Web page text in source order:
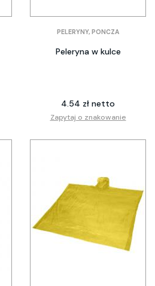
PELERYNY, PONCZA
Peleryna w kulce
4.54 zł netto
Zapytaj o znakowanie